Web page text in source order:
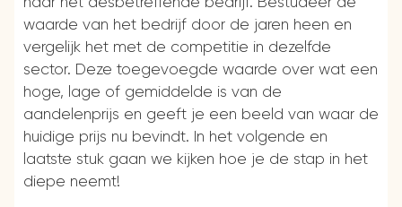
waarde van het bedrijf door de jaren heen en
vergelijk het met de competitie in dezelfde
sector. Deze toegevoegde waarde over wat een
hoge, lage of gemiddelde is van de
aandelenprijs en geeft je een beeld van waar de
huidige prijs nu bevindt. In het volgende en
laatste stuk gaan we kijken hoe je de stap in het
diepe neemt!